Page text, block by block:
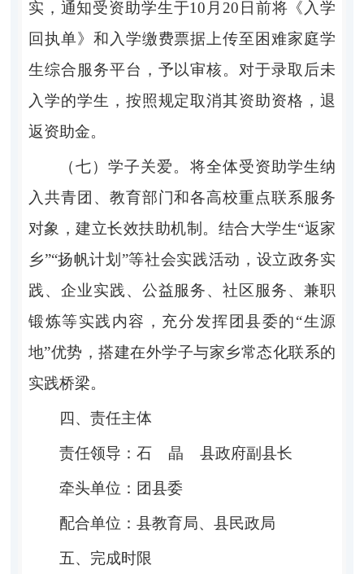
实，通知受资助学生于10 月 20 日前将《入学
回执单》和入学缴费票据上传至困难家庭学
生综合服务平台，予以审核。对于录取后未
入学的学生，按照规定取消其资助资格，退
返资助金。
（七）学子关爱。 将全体受资助学生纳
入共青团、教育部门和各高校重点联系服务
对象，建立长效扶助机制。结合大学生“返家
乡”“扬帆计划 ”等社会实践活动，设立政务实
践、企业实践、公益服务、社区服务、兼职
锻炼等实践内容，充分发挥团县委的“生源
地”优势，搭建在外学子与家乡常态化联系的
实践桥梁。
四、责任主体
责任领导 ：石 晶 县政府副县长
牵头单位 ：团县委
配合单位 ：县教育局、县民政局
五、 完成时限